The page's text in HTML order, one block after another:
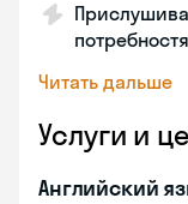
Читать дальше
Услуги и
Английский